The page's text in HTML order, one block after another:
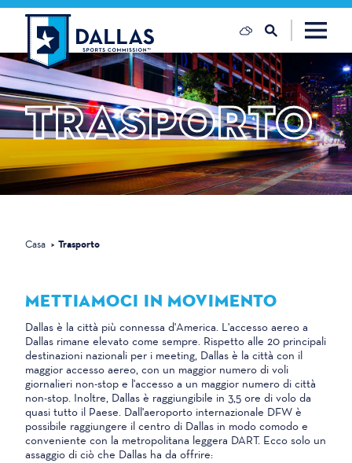
Vai al contenuto
TRASPORTO
Casa Trasporto
METTIAMOCI IN MOVIMENTO
Dallas è la città più connessa d'America. L'accesso aereo a
Dallas rimane elevato come sempre. Rispetto alle 20 principali
destinazioni nazionali per i meeting, Dallas è la città con il
maggior accesso aereo, con un maggior numero di voli
giornalieri non-stop e l'accesso a un maggior numero di città
non-stop. Inoltre, Dallas è raggiungibile in 3,5 ore di volo da
quasi tutto il Paese. Dall'aeroporto internazionale DFW è
possibile raggiungere il centro di Dallas in modo comodo e
conveniente con la metropolitana leggera DART. Ecco solo un
assaggio di ciò che Dallas ha da offrire: